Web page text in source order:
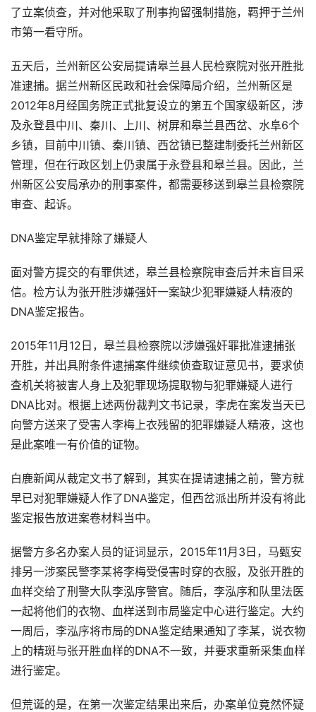
了立案侦查，并对他采取了刑事拘留强制措施，羁押于兰州
市第一看守所。
五天后，兰州新区公安局提请皋兰县人民检察院对张开胜批
准逮捕。据兰州新区民政和社会保障局介绍，兰州新区是
2012年8月经国务院正式批复设立的第五个国家级新区，涉
及永登县中川、秦川、上川、树屏和皋兰县西岔、水阜6个
乡镇，目前中川镇、秦川镇、西岔镇已整建制委托兰州新区
管理，但在行政区划上仍隶属于永登县和皋兰县。因此，兰
州新区公安局承办的刑事案件，都需要移送到皋兰县检察院
审查、起诉。
DNA鉴定早就排除了嫌疑人
面对警方提交的有罪供述，皋兰县检察院审查后并未盲目采
信。检方认为张开胜涉嫌强奸一案缺少犯罪嫌疑人精液的
DNA鉴定报告。
2015年11月12日，皋兰县检察院以涉嫌强奸罪批准逮捕张
开胜，并出具附条件逮捕案件继续侦查取证意见书，要求侦
查机关将被害人身上及犯罪现场提取物与犯罪嫌疑人进行
DNA比对。根据上述两份裁判文书记录，李虎在案发当天已
向警方送来了受害人李梅上衣残留的犯罪嫌疑人精液，这也
是此案唯一有价值的证物。
白鹿新闻从裁定文书了解到，其实在提请逮捕之前，警方就
早已对犯罪嫌疑人作了DNA鉴定，但西岔派出所并没有将此
鉴定报告放进案卷材料当中。
据警方多名办案人员的证词显示，2015年11月3日，马甄安
排另一涉案民警李某将李梅受侵害时穿的衣服，及张开胜的
血样交给了刑警大队李泓序警官。随后，李泓序和队里法医
一起将他们的衣物、血样送到市局鉴定中心进行鉴定。大约
一周后，李泓序将市局的DNA鉴定结果通知了李某，说衣物
上的精斑与张开胜血样的DNA不一致，并要求重新采集血样
进行鉴定。
但荒诞的是，在第一次鉴定结果出来后，办案单位竟然怀疑